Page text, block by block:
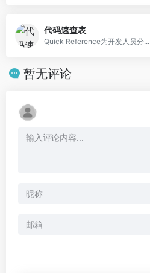
代码速查表
Quick Reference为开发人员分...
暂无评论